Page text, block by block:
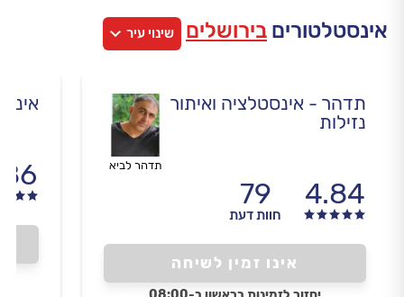
אינסטלטורים בירושלים שינוי עיר
תדהר - אינסטלציה ואיתור
נזילות
4.84
79
חוות דעת
תדהר לביא
אינו זמין לשיחה